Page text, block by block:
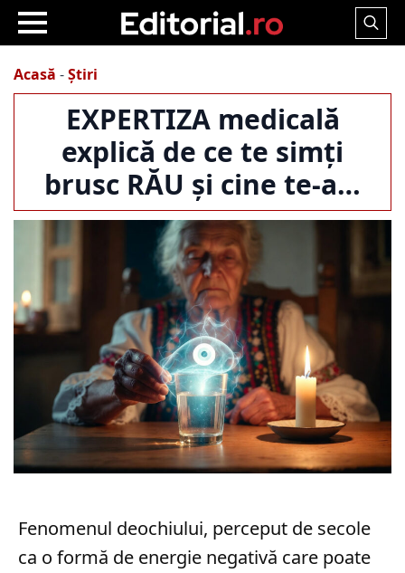
Search
Acasă -Știri
EXPERTIZA medicală
explică de ce te simți
brusc RĂU și cine te-a…
Fenomenul deochiului, perceput de secole
ca o formă de energie negativă care poate